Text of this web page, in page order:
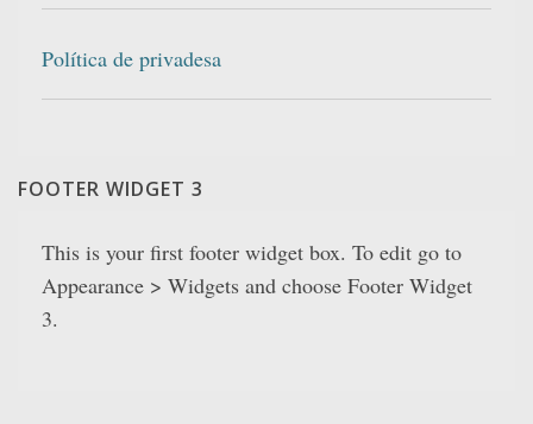
Política de privadesa
FOOTER WIDGET 3
This is your first footer widget box. To edit go to
Appearance > Widgets and choose Footer Widget
3.